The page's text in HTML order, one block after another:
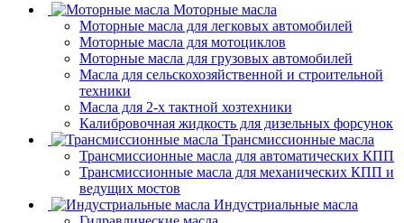
Моторные масла
Моторные масла для легковых автомобилей
Моторные масла для мотоциклов
Моторные масла для грузовых автомобилей
Масла для сельскохозяйственной и строительной
техники
Масла для 2-х тактной хозтехники
Калибровочная жидкость для дизельных форсунок
Трансмиссионные масла
Трансмиссионные масла для автоматических КПП
Трансмиссионные масла для механических КПП и
ведущих мостов
Индустриальные масла